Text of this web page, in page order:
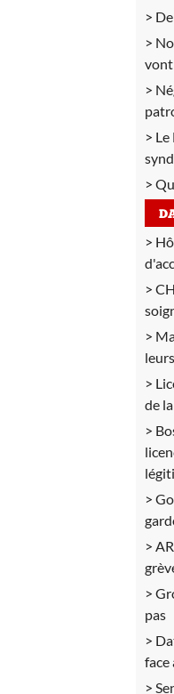
de
pas
face